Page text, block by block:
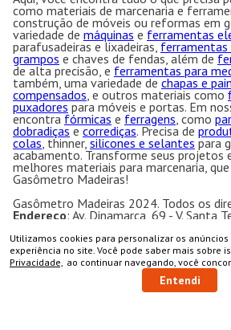
Utilizamos cookies para personalizar os
experiência no site. Você pode saber mais sobre
Privacidade, ao continuar navegando, você
Entendi
como materiais de marcenaria e
construção de móveis ou reformas em
variedade de máquinas e ferramentas
parafusadeiras e lixadeiras,ferramentas
grampos e chaves de fendas, além de
de alta precisão, e ferramentas para
também, uma variedade dechapas e
compensados , e outros materiais como
puxadorespara móveis e portas. Em
encontrafórmicas e ferragens , como
dobradiçasecorrediças. Precisa de
colas, thinner,silicones e selantes para
acabamento. Transforme seus projetos
melhores materiais para marcenaria,
Gasômetro Madeiras!
Gasômetro Madeiras 2024. Todos os
Endereço: Av. Dinamarca, 69 - V. Santa
57
Gasômetro Madeiras | Ramuth &
especializada em máquinas para
Equipamentos e ferramentas para